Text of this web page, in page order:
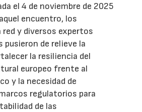
el 4 de noviembre de 2025
encuentro, los
red y diversos expertos
pusieron de relieve la
la resiliencia del
europeo frente al
y la necesidad de
regulatorios para
de las